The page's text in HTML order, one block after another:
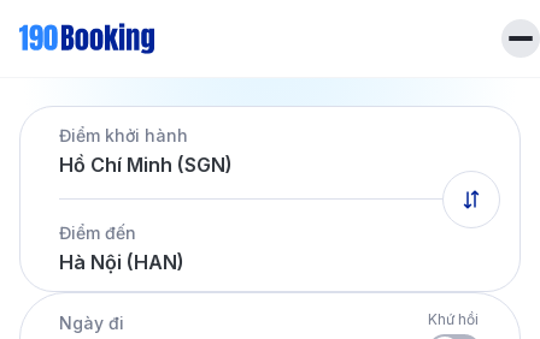
Trang chủ
Vé máy bay
Dịch vụ
Khách sạn
Tin tứcLiên hệ
Hotline
028 7303 6167
Điểm khởi hành
Hồ Chí Minh (SGN)
Điểm đến
Hà Nội (HAN)
Ngày đi Khứ hồi